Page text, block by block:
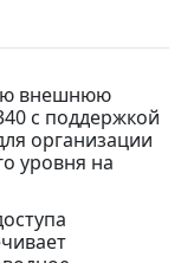
внешнюю
с поддержкой
организации
уровня на